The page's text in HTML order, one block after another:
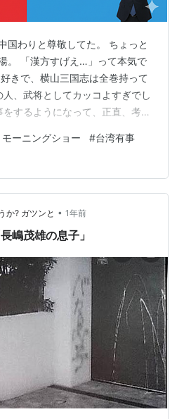
国わりと尊敬してた。 ちょっと
。 「漢方すげえ…」って本気で
きで、横山三国志は全巻持って
、武将としてカッコよすぎでし
するようになって、正直、考え
たり、 ほぼカスハラじゃない？
入れてくる人……ユウの職場で、
スが多かったのが、中国から来
ね。これ、ヘイトって言われる
現場の体感としては事実。 もち
いる。…
ーニングショー #台湾有事
か? ガツンと • 1年前
嶋茂雄の息子」